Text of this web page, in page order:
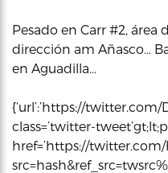
Pesado en Carr #2, área
dirección am Añasco…
en Aguadilla…
{‘url’:’https://
class=’twitter-tweet’gt;lt;p
href=’https://